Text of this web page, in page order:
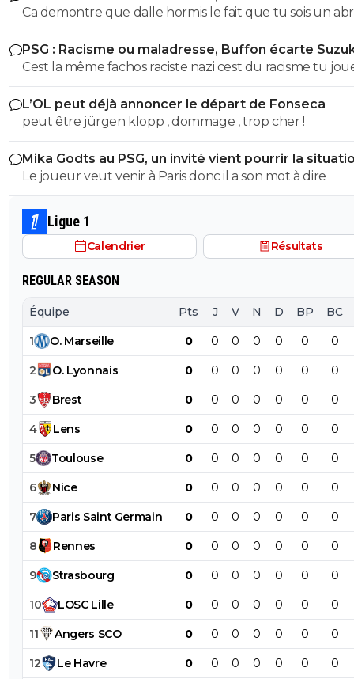
foutent des trois ...
Ca demontre que dalle hormis le fait que tu sois un
ignare qui ignorait tout ce que jai dit sur buffon
justement tes un abruti ignare qui par dessus le
ouvre sa grande gueule Genre cest toi qui va m'apprendre
les définitions de nazi raciste fachiste?? Espèce de
PSG : Racisme ou maladresse, Buffon écarte
Cest la même fachos raciste nazi cest du racisme tu
les mots là finalité est la meme... Donc moralité alors
?? Cest ca ta seule défense ?? Va un peu te faire
espèce d'abruti .. et le numero 88 interdit en série A
dit quoi aussi parceque tu t'es foutu de ma gueule a
mais si je te colle le règlement sur ta sale face de
auras lair un peu plus con qu'hier trépané va
L’OL peut déjà annoncer le départ de Fonseca
peut être jürgen klopp , dommage , trop cher !
Mika Godts au PSG, un invité vient pourrir la
Le joueur veut venir à Paris donc il a son mot à dire
Ligue 1
Calendrier Résultats
REGULAR SEASON
Équipe Pts J V N D BP BC
1 O. Marseille 0 0 0 0 0 0 0
2 O. Lyonnais 0 0 0 0 0 0 0
3 Brest 0 0 0 0 0 0 0
4 Lens 0 0 0 0 0 0 0
5 Toulouse 0 0 0 0 0 0 0
6 Nice 0 0 0 0 0 0 0
7 Paris Saint Germain 0 0 0 0 0 0 0
8 Rennes 0 0 0 0 0 0 0
9 Strasbourg 0 0 0 0 0 0 0
10 LOSC Lille 0 0 0 0 0 0 0
11 Angers SCO 0 0 0 0 0 0 0
12 Le Havre 0 0 0 0 0 0 0